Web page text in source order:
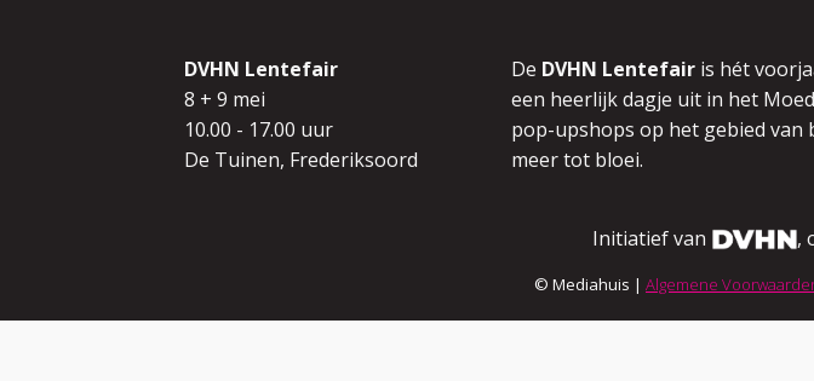
DVHN Lentefair
8 + 9 mei
10.00 - 17.00 uur
De Tuinen, Frederiksoord
De DVHN Lentefair is hét
een heerlijk dagje uit in het
pop-upshops op het gebied van
meer tot bloei.
Initiatief van ,
© Mediahuis | Algemene